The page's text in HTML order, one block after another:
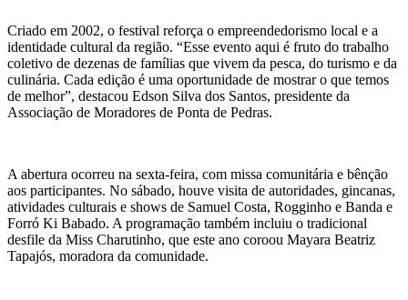
Criado em 2002, o festival reforça o empreendedorismo local e a
identidade cultural da região. “Esse evento aqui é fruto do trabalho
coletivo de dezenas de famílias que vivem da pesca, do turismo e da
culinária. Cada edição é uma oportunidade de mostrar o que temos
de melhor”, destacou Edson Silva dos Santos, presidente da
Associação de Moradores de Ponta de Pedras.
A abertura ocorreu na sexta-feira, com missa comunitária e bênção
aos participantes. No sábado, houve visita de autoridades, gincanas,
atividades culturais e shows de Samuel Costa, Rogginho e Banda e
Forró Ki Babado. A programação também incluiu o tradicional
desfile da Miss Charutinho, que este ano coroou Mayara Beatriz
Tapajós, moradora da comunidade.